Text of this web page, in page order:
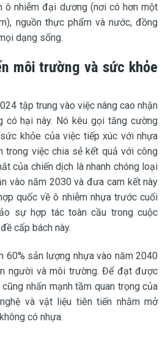
ô nhiễm đại dương (nơi có hơn một
nguồn thực phẩm và nước, đồng
dạng sống.
môi trường và sức khỏe
tập trung vào việc nâng cao nhận
có hại này. Nó kêu gọi tăng cường
khỏe của việc tiếp xúc với nhựa
trong việc chia sẻ kết quả với công
của chiến dịch là nhanh chóng loại
vào năm 2030 và đưa cam kết này
quốc về ô nhiễm nhựa trước cuối
sự hợp tác toàn cầu trong cuộc
cấp bách này.
60% sản lượng nhựa vào năm 2040
người và môi trường. Để đạt được
nhấn mạnh tầm quan trọng của
và vật liệu tiên tiến nhằm mở
có nhựa.